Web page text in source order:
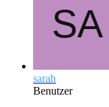
sarah
Benutzer